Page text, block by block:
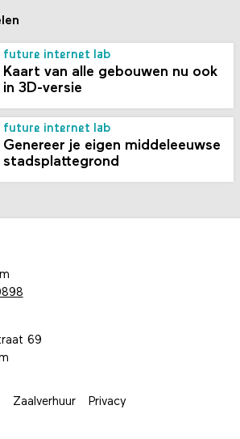
future internet lab
Kaart van alle gebouwen nu ook
in 3D-versie
future internet lab
Genereer je eigen middeleeuwse
stadsplattegrond
69
Zaalverhuur Privacy